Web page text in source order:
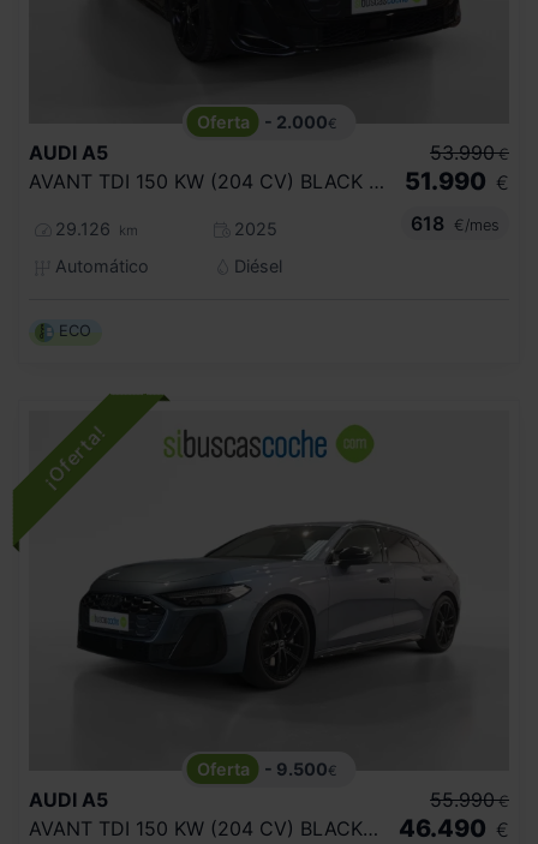
- 2.000€
AUDI A5
AVANT TDI 150 KW (204 CV) BLACK LINE
29.126 km
2025
Automático
Diésel
53.990 €
51.990 €
618
€/mes
ECO
- 9.500€
AUDI A5
AVANT TDI 150 KW (204 CV) BLACK LINE
55.990 €
46.490 €